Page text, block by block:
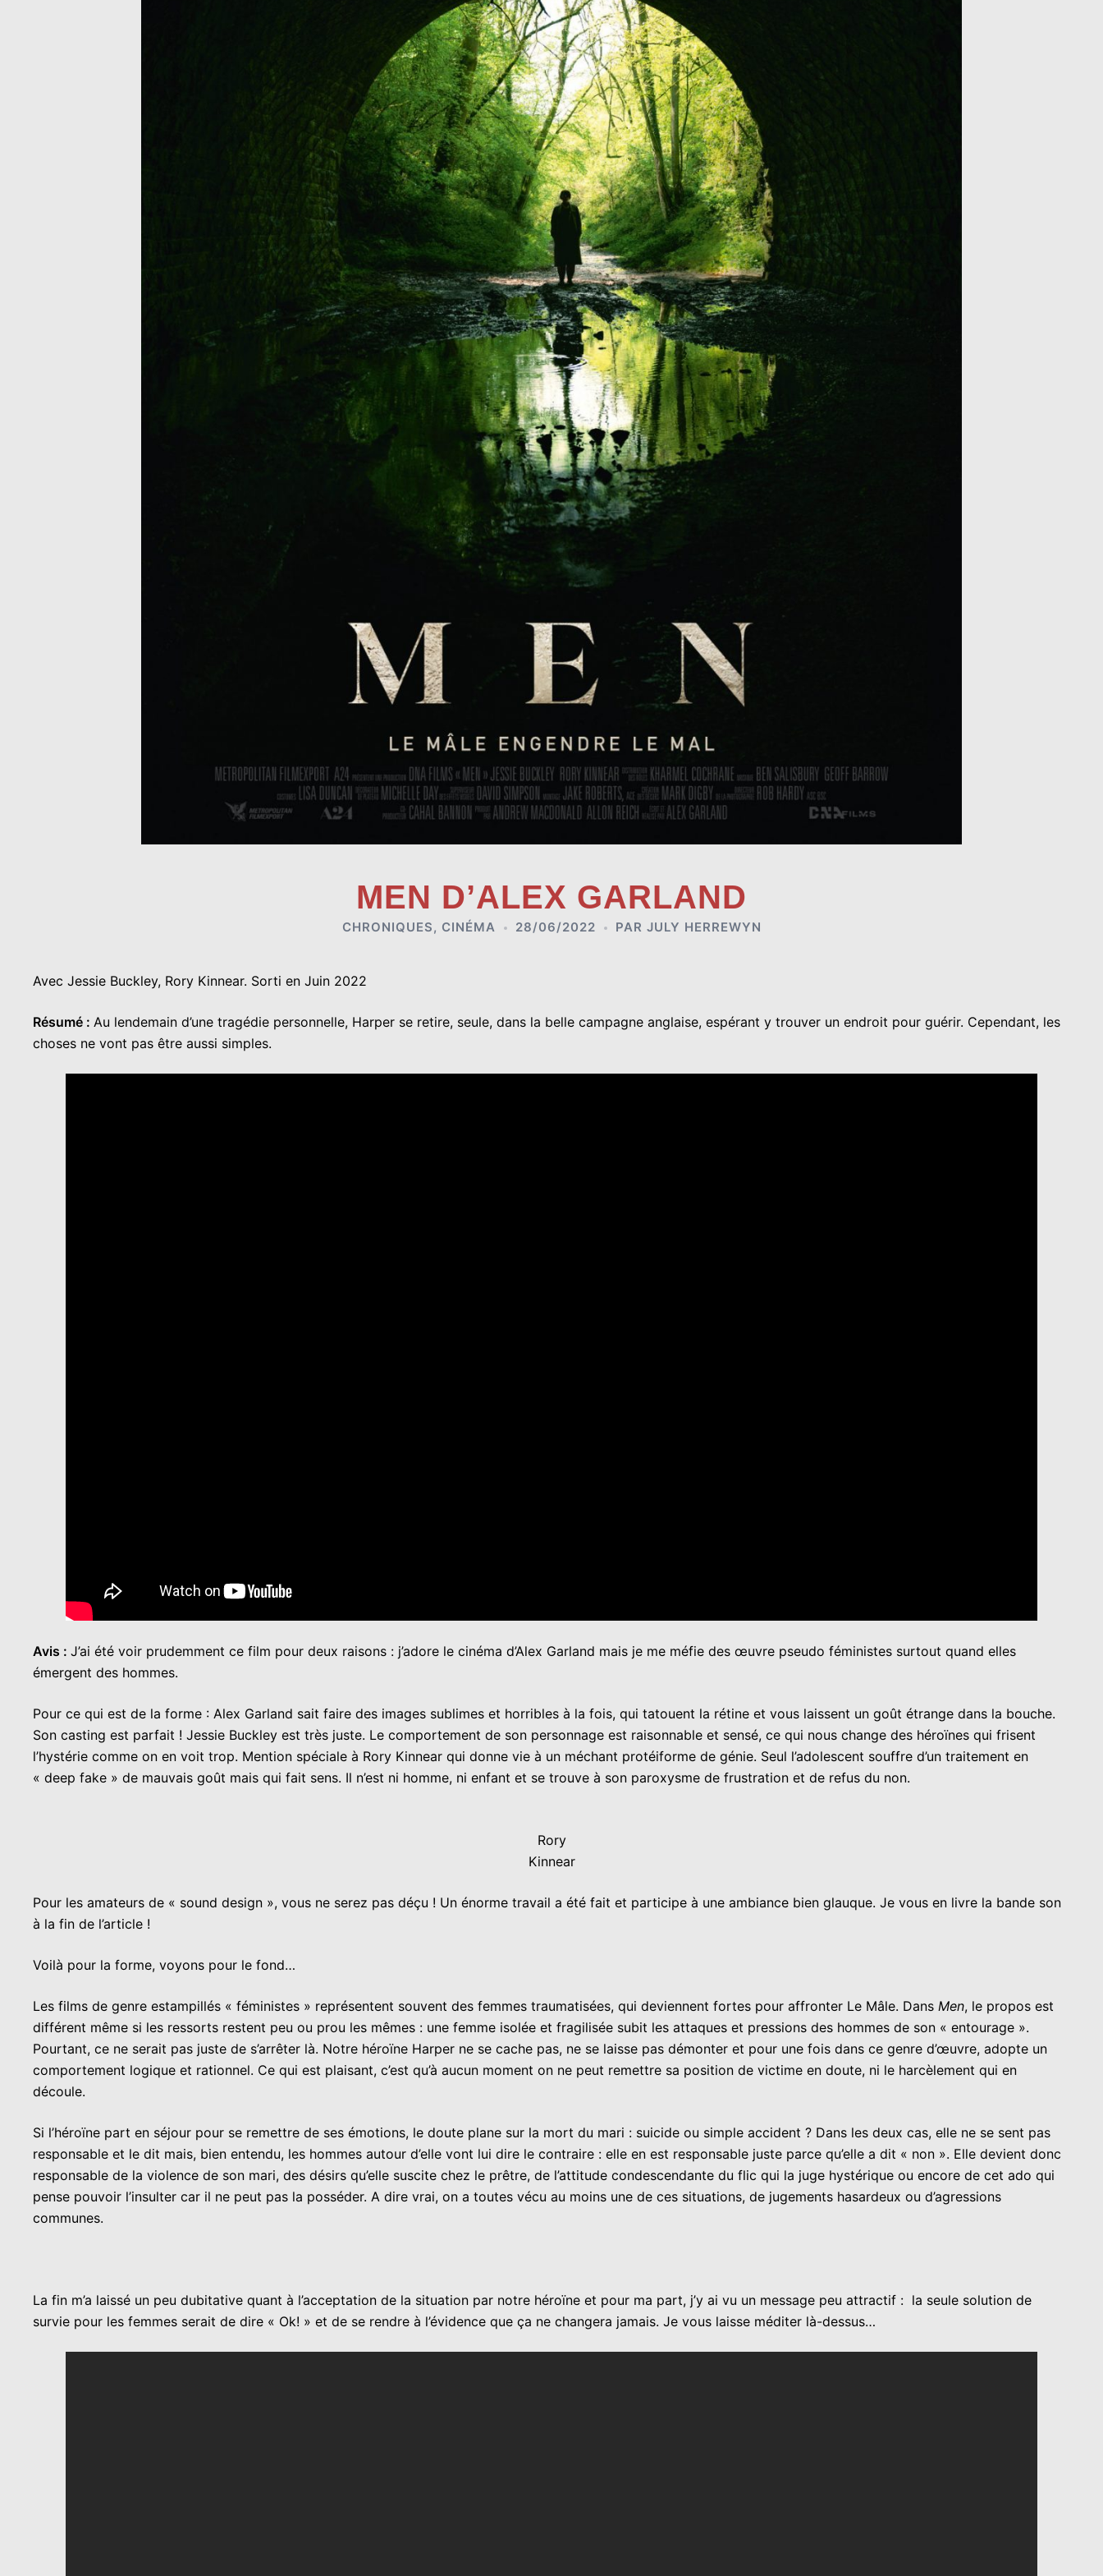
MEN D’ALEX GARLAND
CHRONIQUES, CINÉMA 28/06/2022 PAR JULY HERREWYN
Avec Jessie Buckley, Rory Kinnear. Sorti en Juin 2022
Résumé : Au lendemain d’une tragédie personnelle, Harper se retire, seule, dans la belle campagne anglaise, espérant y trouver un endroit pour guérir. Cependant, les
choses ne vont pas être aussi simples.
Avis : J’ai été voir prudemment ce film pour deux raisons : j’adore le cinéma d’Alex Garland mais je me méfie des œuvre pseudo féministes surtout quand elles
émergent des hommes.
Pour ce qui est de la forme : Alex Garland sait faire des images sublimes et horribles à la fois, qui tatouent la rétine et vous laissent un goût étrange dans la bouche.
Son casting est parfait ! Jessie Buckley est très juste. Le comportement de son personnage est raisonnable et sensé, ce qui nous change des héroïnes qui frisent
l’hystérie comme on en voit trop. Mention spéciale à Rory Kinnear qui donne vie à un méchant protéiforme de génie. Seul l’adolescent souffre d’un traitement en
« deep fake » de mauvais goût mais qui fait sens. Il n’est ni homme, ni enfant et se trouve à son paroxysme de frustration et de refus du non.
Rory
Kinnear
Pour les amateurs de « sound design », vous ne serez pas déçu ! Un énorme travail a été fait et participe à une ambiance bien glauque. Je vous en livre la bande son
à la fin de l’article !
Voilà pour la forme, voyons pour le fond…
Les films de genre estampillés « féministes » représentent souvent des femmes traumatisées, qui deviennent fortes pour affronter Le Mâle. Dans Men, le propos est
différent même si les ressorts restent peu ou prou les mêmes : une femme isolée et fragilisée subit les attaques et pressions des hommes de son « entourage ».
Pourtant, ce ne serait pas juste de s’arrêter là. Notre héroïne Harper ne se cache pas, ne se laisse pas démonter et pour une fois dans ce genre d’œuvre, adopte un
comportement logique et rationnel. Ce qui est plaisant, c’est qu’à aucun moment on ne peut remettre sa position de victime en doute, ni le harcèlement qui en
découle.
Si l’héroïne part en séjour pour se remettre de ses émotions, le doute plane sur la mort du mari : suicide ou simple accident ? Dans les deux cas, elle ne se sent pas
responsable et le dit mais, bien entendu, les hommes autour d’elle vont lui dire le contraire : elle en est responsable juste parce qu’elle a dit « non ». Elle devient donc
responsable de la violence de son mari, des désirs qu’elle suscite chez le prêtre, de l’attitude condescendante du flic qui la juge hystérique ou encore de cet ado qui
pense pouvoir l’insulter car il ne peut pas la posséder. A dire vrai, on a toutes vécu au moins une de ces situations, de jugements hasardeux ou d’agressions
communes.
La fin m’a laissé un peu dubitative quant à l’acceptation de la situation par notre héroïne et pour ma part, j’y ai vu un message peu attractif : la seule solution de
survie pour les femmes serait de dire « Ok! » et de se rendre à l’évidence que ça ne changera jamais. Je vous laisse méditer là-dessus…